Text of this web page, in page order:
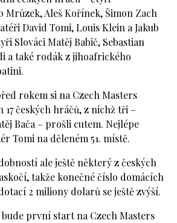
Mrůzek, Aleš Kořínek, Šimon Zach
David Tomi, Louis Klein a Jakub
Slováci Matěj Babič, Sebastian
a také rodák z jihoafrického
rokem si na Czech Masters
českých hráčů, z nichž tři –
Bača – prošli cutem. Nejlépe
Tomi na děleném 51. místě.
ale ještě některý z českých
takže konečné číslo domácích
2 miliony dolarů se ještě zvýší.
první start na Czech Masters